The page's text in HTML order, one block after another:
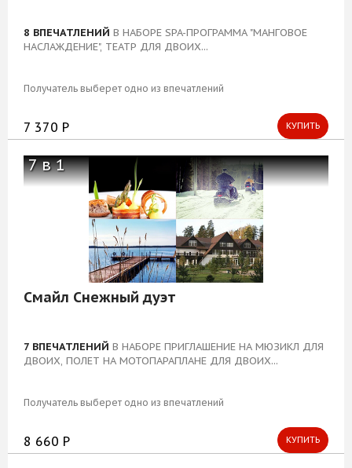
8 ВПЕЧАТЛЕНИЙ В НАБОРЕ SPA-ПРОГРАММА "МАНГОВОЕ
НАСЛАЖДЕНИЕ", ТЕАТР ДЛЯ ДВОИХ...
Получатель выберет одно из впечатлений
7 370 Р КУПИТЬ
7 в 1
Смайл Снежный дуэт
7 ВПЕЧАТЛЕНИЙ В НАБОРЕ ПРИГЛАШЕНИЕ НА МЮЗИКЛ ДЛЯ
ДВОИХ, ПОЛЕТ НА МОТОПАРАПЛАНЕ ДЛЯ ДВОИХ...
Получатель выберет одно из впечатлений
8 660 Р КУПИТЬ